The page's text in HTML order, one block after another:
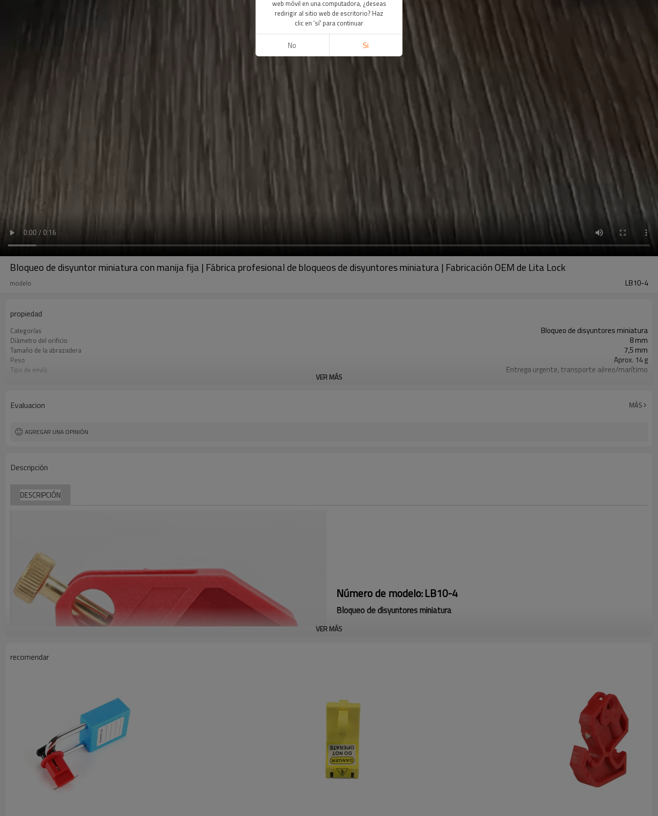
Bloqueo de disyuntor miniatura con manija fija | Fábrica profesional de bloqueos de disyuntores miniatura | Fabricación OEM de Lita Lock
modelo LB10-4
propiedad
Categorías Bloqueo de disyuntores miniatura
Diámetro del orificio 8 mm
Tamaño de la abrazadera 7,5 mm
Peso Aprox. 14 g
Tipo de envío Entrega urgente, transporte aéreo/marítimo
VER MÁS
Evaluacion MÁS
AGREGAR UNA OPINIÓN
Descripción
DESCRIPCIÓN
Número de modelo:LB10-4
Bloqueo de disyuntores miniatura
(1) Fabricado con plástico de ingeniería reforzado con nailon PA.
PARÁMETRO
VER MÁS
recomendar
web móvil en una computadora, ¿deseas
redirigir al sitio web de escritorio? Haz
clic en 'sí' para continuar
No Si